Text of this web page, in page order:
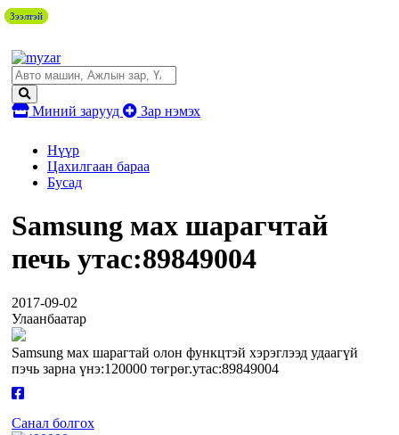
Миний зарууд Зар нэмэх
Нүүр
Цахилгаан бараа
Бусад
Samsung мах шарагчтай
печь утас:89849004
2017-09-02
Улаанбаатар
Samsung мах шарагтай олон функцтэй хэрэглээд удаагүй
пэчь зарна үнэ:120000 төгрөг.утас:89849004
Санал болгох
Зээлтэй
Зээлтэй
Зээлтэй